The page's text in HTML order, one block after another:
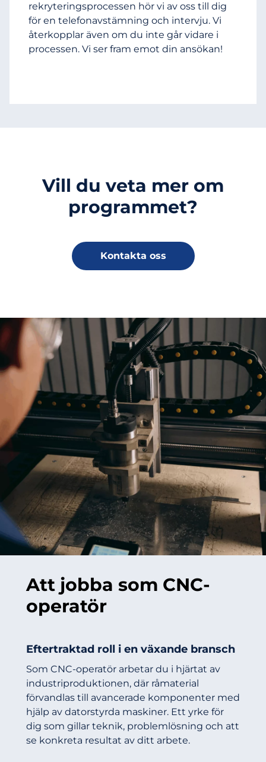
rekryteringsprocessen hör vi av oss till dig
för en telefonavstämning och intervju. Vi
återkopplar även om du inte går vidare i
processen. Vi ser fram emot din ansökan!
Vill du veta mer om
programmet?
Kontakta oss
Att jobba som CNC-
operatör
Eftertraktad roll i en växande bransch
Som CNC-operatör arbetar du i hjärtat av
industriproduktionen, där råmaterial
förvandlas till avancerade komponenter med
hjälp av datorstyrda maskiner. Ett yrke för
dig som gillar teknik, problemlösning och att
se konkreta resultat av ditt arbete.